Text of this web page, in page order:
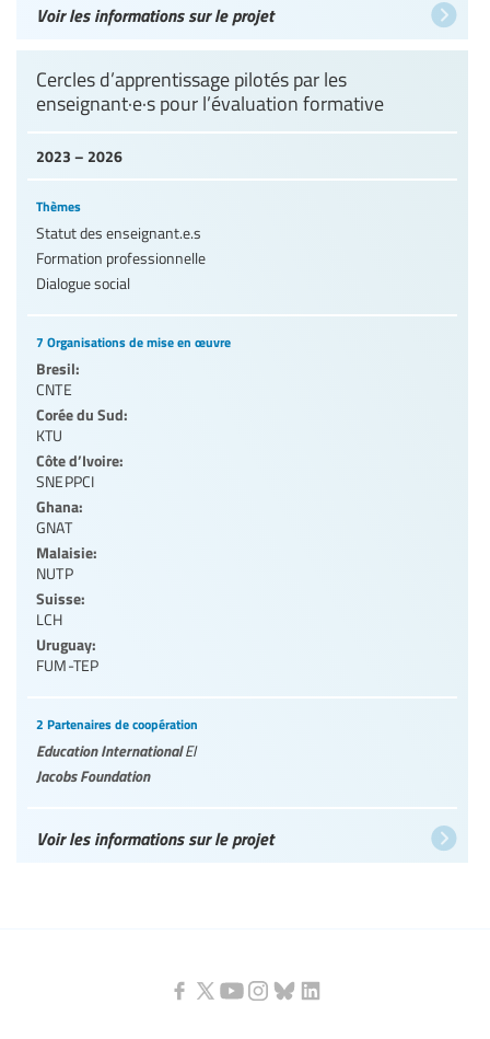
Voir les informations sur le projet
2023 – 2026
Cercles d’apprentissage pilotés par les
enseignant·e·s pour l’évaluation formative
Thèmes
Statut des enseignant.e.s
Formation professionnelle
Dialogue social
7 Organisations de mise en œuvre
Bresil:
CNTE
Corée du Sud:
KTU
Côte d’Ivoire:
SNEPPCI
Ghana:
GNAT
Malaisie:
NUTP
Suisse:
LCH
Uruguay:
FUM-TEP
2 Partenaires de coopération
Education InternationalEI
Jacobs Foundation
Voir les informations sur le projet